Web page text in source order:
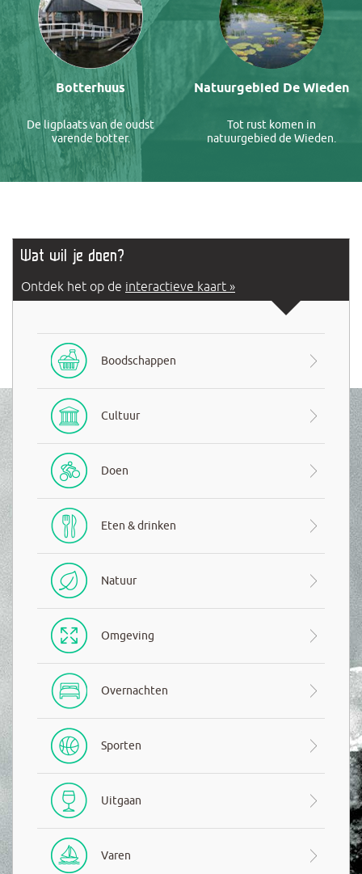
Botterhuus
De ligplaats van de oudst
varende botter.
Natuurgebied De Wieden
Tot rust komen in
natuurgebied de Wieden.
Wat wil je doen?
Ontdek het op de interactieve kaart »
Boodschappen
Cultuur
Doen
Eten & drinken
Natuur
Omgeving
Overnachten
Sporten
Uitgaan
Varen